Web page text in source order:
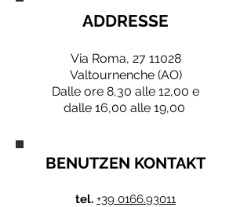
ADDRESSE
Via Roma, 27 11028
Valtournenche (AO)
Dalle ore 8,30 alle 12,00 e
dalle 16,00 alle 19,00
BENUTZEN KONTAKT
tel. +39 0166.93011